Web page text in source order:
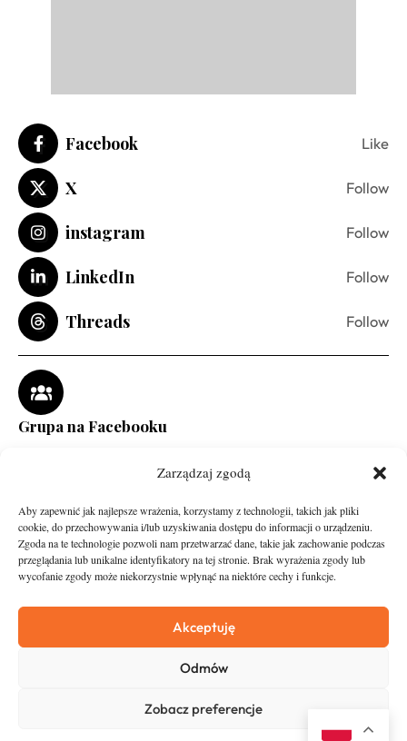
Zarządzaj zgodą
Aby zapewnić jak najlepsze wrażenia, korzystamy z technologii, takich jak pliki
cookie, do przechowywania i/lub uzyskiwania dostępu do informacji o urządzeniu.
Zgoda na te technologie pozwoli nam przetwarzać dane, takie jak zachowanie podczas
przeglądania lub unikalne identyfikatory na tej stronie. Brak wyrażenia zgody lub
wycofanie zgody może niekorzystnie wpłynąć na niektóre cechy i funkcje.
Akceptuję
Odmów
Zobacz preferencje
Facebook Like
X Follow
instagram Follow
LinkedIn Follow
Threads Follow
Grupa na Facebooku
Asfalt
O nas
Zostań Patronem
Kontakt